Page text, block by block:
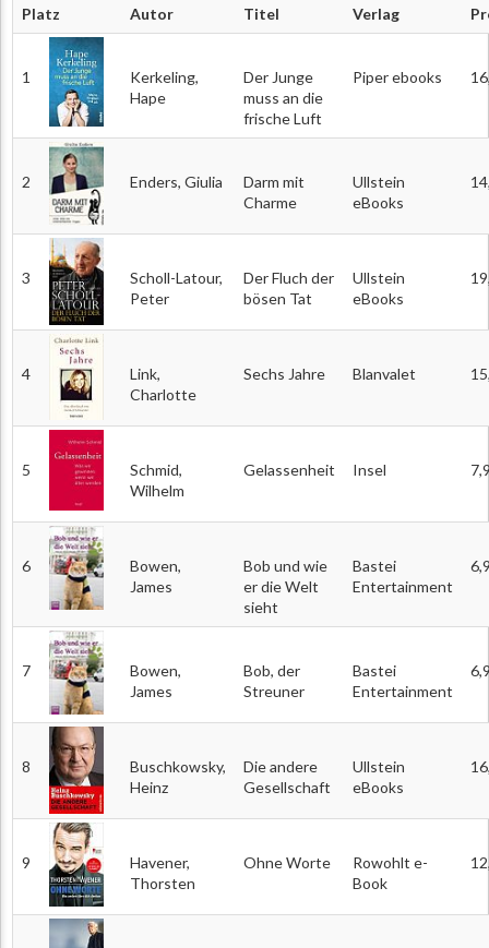
Platz Autor Titel Verlag
1
Kerkeling,
Hape
Der Junge
muss an die
frische Luft
Piper ebooks
2 Enders, Giulia
Darm mit
Charme
Ullstein
eBooks
3
Scholl-Latour,
Peter
Der Fluch der
bösen Tat
Ullstein
eBooks
4
Link,
Charlotte
Sechs Jahre Blanvalet
5
Schmid,
Wilhelm
Gelassenheit Insel
6
Bowen,
James
Bob und wie
er die Welt
sieht
Bastei
Entertainment
7
Bowen,
James
Bob, der
Streuner
Bastei
Entertainment
8
Buschkowsky,
Heinz
Die andere
Gesellschaft
Ullstein
eBooks
9
Havener,
Thorsten
Ohne Worte
Rowohlt e-
Book